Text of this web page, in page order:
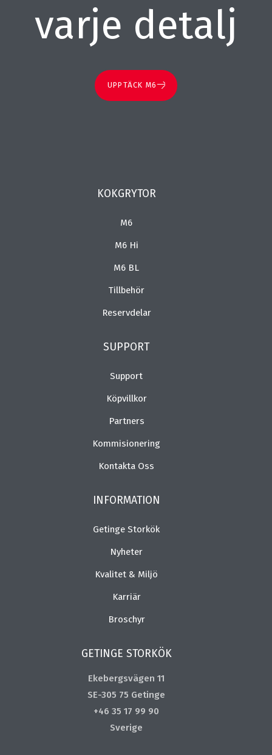
varje detalj
UPPTÄCK M6
KOKGRYTOR
M6
M6 Hi
M6 BL
Tillbehör
Reservdelar
SUPPORT
Support
Köpvillkor
Partners
Kommisionering
Kontakta Oss
INFORMATION
Getinge Storkök
Nyheter
Kvalitet & Miljö
Karriär
Broschyr
GETINGE STORKÖK
Ekebergsvägen 11
SE-305 75 Getinge
+46 35 17 99 90
Sverige